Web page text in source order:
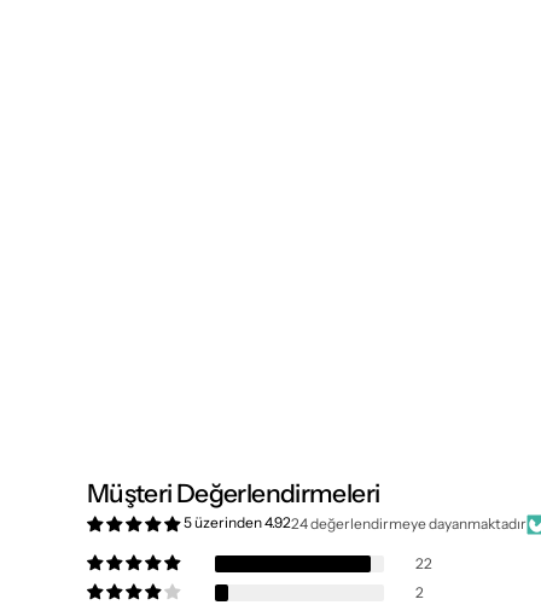
Müşteri Değerlendirmeleri
5 üzerinden 4.9224 değerlendirmeye dayanmaktadır
22
2